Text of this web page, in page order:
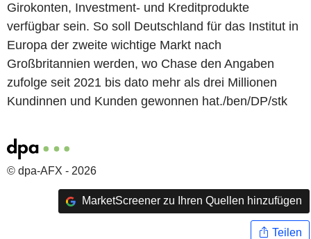
Girokonten, Investment- und Kreditprodukte
verfügbar sein. So soll Deutschland für das Institut in
Europa der zweite wichtige Markt nach
Großbritannien werden, wo Chase den Angaben
zufolge seit 2021 bis dato mehr als drei Millionen
Kundinnen und Kunden gewonnen hat./ben/DP/stk
© dpa-AFX - 2026
MarketScreener zu Ihren Quellen hinzufügen
Teilen